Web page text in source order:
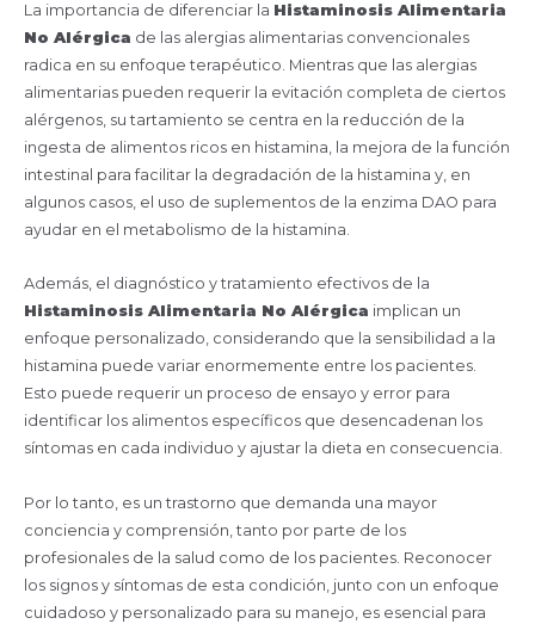
La importancia de diferenciar la Histaminosis Alimentaria
No Alérgica de las alergias alimentarias convencionales
radica en su enfoque terapéutico. Mientras que las alergias
alimentarias pueden requerir la evitación completa de ciertos
alérgenos, su tartamiento se centra en la reducción de la
ingesta de alimentos ricos en histamina, la mejora de la función
intestinal para facilitar la degradación de la histamina y, en
algunos casos, el uso de suplementos de la enzima DAO para
ayudar en el metabolismo de la histamina.
Además, el diagnóstico y tratamiento efectivos de la
Histaminosis Alimentaria No Alérgica implican un
enfoque personalizado, considerando que la sensibilidad a la
histamina puede variar enormemente entre los pacientes.
Esto puede requerir un proceso de ensayo y error para
identificar los alimentos específicos que desencadenan los
síntomas en cada individuo y ajustar la dieta en consecuencia.
Por lo tanto, es un trastorno que demanda una mayor
conciencia y comprensión, tanto por parte de los
profesionales de la salud como de los pacientes. Reconocer
los signos y síntomas de esta condición, junto con un enfoque
cuidadoso y personalizado para su manejo, es esencial para